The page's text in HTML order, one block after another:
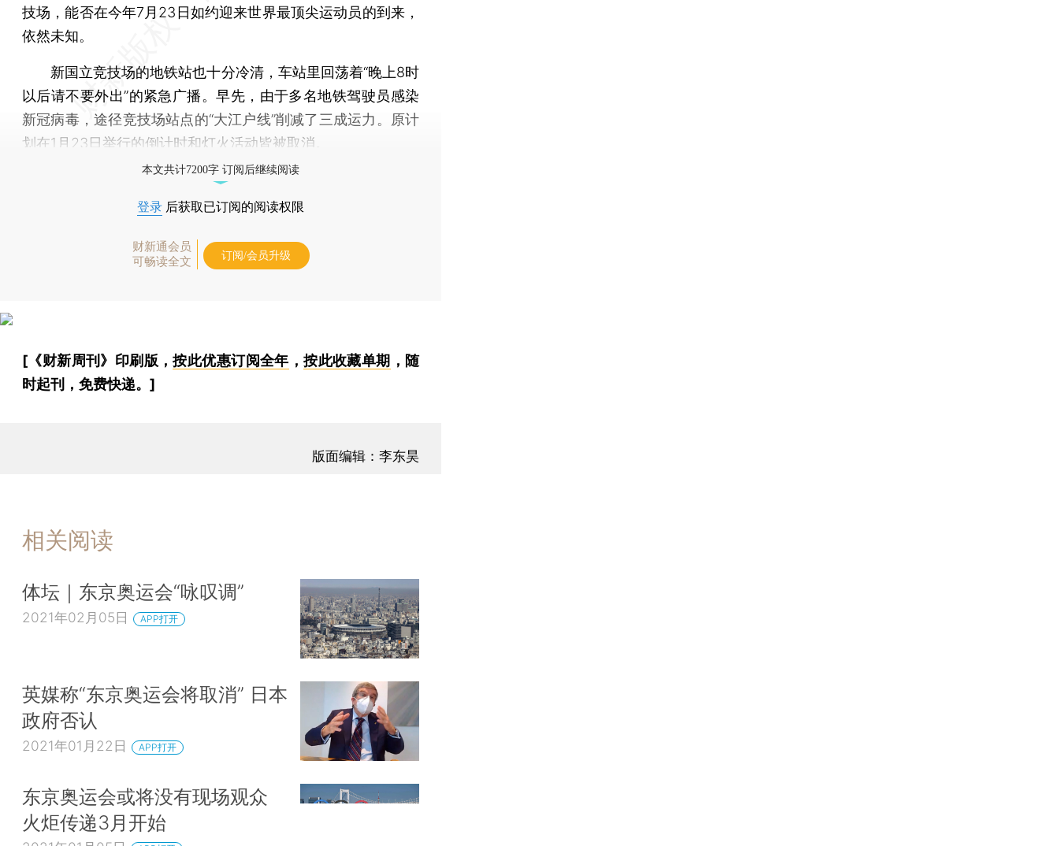
技场，能否在今年7月23日如约迎来世界最顶尖运动员的到来，
依然未知。
新国立竞技场的地铁站也十分冷清，车站里回荡着“晚上8时
以后请不要外出”的紧急广播。早先，由于多名地铁驾驶员感染
新冠病毒，途径竞技场站点的“大江户线”削减了三成运力。原计
划在1月23日举行的倒计时和灯火活动皆被取消。
本文共计7200字 订阅后继续阅读
登录 后获取已订阅的阅读权限
财新通会员
可畅读全文
订阅/会员升级
[《财新周刊》印刷版，按此优惠订阅全年 ，按此收藏单期 ，随
时起刊，免费快递。]
版面编辑：李东昊
相关阅读
体坛｜东京奥运会“咏叹调”
2021年02月05日 APP打开
英媒称“东京奥运会将取消” 日本
政府否认
2021年01月22日 APP打开
东京奥运会或将没有现场观众
火炬传递3月开始